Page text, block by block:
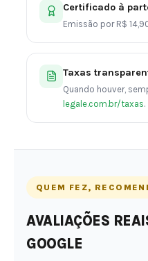
Certificado à
Emissão por R$
Taxas
Quando houver,
legale.com.br/taxas.
QUEM FEZ,
AVALIAÇÕES
GOOGLE